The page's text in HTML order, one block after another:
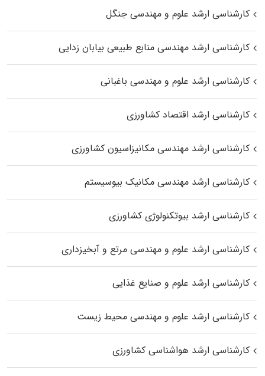
کارشناسی ارشد علوم و مهندسی جنگل
کارشناسی ارشد مهندسی منابع طبیعی بیابان زدایی
کارشناسی ارشد علوم و مهندسی باغبانی
کارشناسی ارشد اقتصاد کشاورزی
کارشناسی ارشد مهندسی مکانیزاسیون کشاورزی
کارشناسی ارشد مهندسی مکانیک بیوسیستم
کارشناسی ارشد بیوتکنولوژی کشاورزی
کارشناسی ارشد علوم و مهندسی مرتع و آبخیزداری
کارشناسی ارشد علوم و صنایع غذایی
کارشناسی ارشد علوم و مهندسی محیط زیست
کارشناسی ارشد هواشناسی کشاورزی